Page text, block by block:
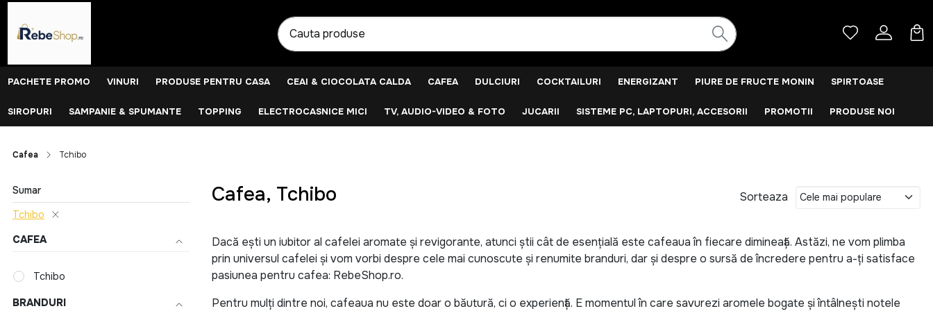
PACHETE PROMO VINURI PRODUSE PENTRU CASA CEAI & CIOCOLATA CALDA CAFEA DULCIURI COCKTAILURI ENERGIZANT PIURE DE FRUCTE MONIN SPIRTOASE
SIROPURI SAMPANIE & SPUMANTE TOPPING ELECTROCASNICE MICI TV, AUDIO-VIDEO & FOTO JUCARII SISTEME PC, LAPTOPURI, ACCESORII PROMOTII PRODUSE NOI
Cafea Tchibo
Sumar
Tchibo
CAFEA
Tchibo
BRANDURI
Cafea, Tchibo Sorteaza
Dacă ești un iubitor al cafelei aromate și revigorante, atunci știi cât de esențială este cafeaua în fiecare dimineață. Astăzi, ne vom plimba
prin universul cafelei și vom vorbi despre cele mai cunoscute și renumite branduri, dar și despre o sursă de încredere pentru a-ți satisface
pasiunea pentru cafea: RebeShop.ro.
Pentru mulți dintre noi, cafeaua nu este doar o băutură, ci o experiență. E momentul în care savurezi aromele bogate și întâlnești notele